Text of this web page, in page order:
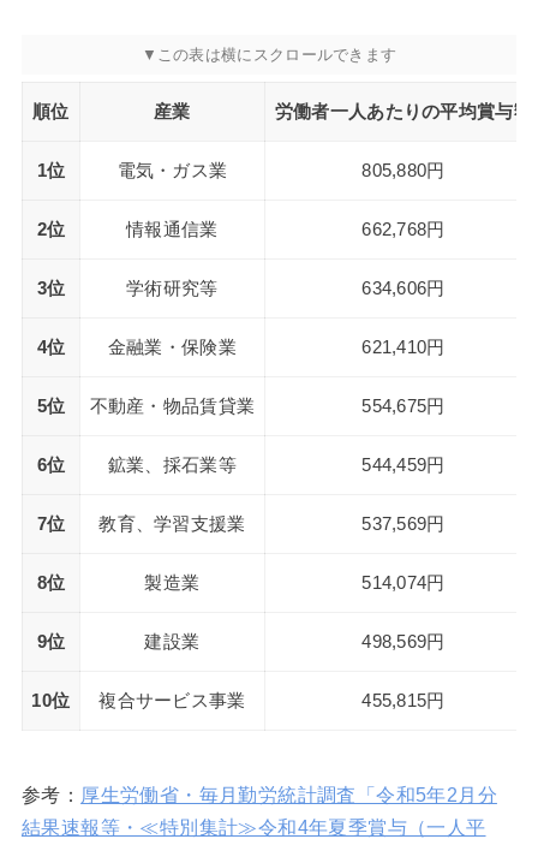
順位 産業 労働者一人あたりの平均賞与額
1位 電気・ガス業 805,880円
2位 情報通信業 662,768円
3位 学術研究等 634,606円
4位 金融業・保険業 621,410円
5位 不動産・物品賃貸業 554,675円
6位 鉱業、採石業等 544,459円
7位 教育、学習支援業 537,569円
8位 製造業 514,074円
9位 建設業 498,569円
10位 複合サービス事業 455,815円
参考： 厚生労働省・毎月勤労統計調査「令和5年2月分
結果速報等・≪特別集計≫令和4年夏季賞与（一人平